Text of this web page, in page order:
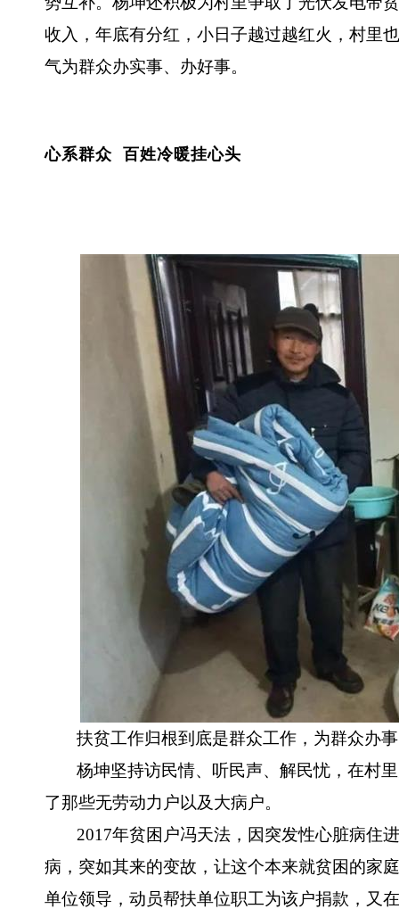
收入，年底有分红，小日子越过越红火，村里
气为群众办实事、办好事。
心系群众 百姓冷暖挂心头
扶贫工作归根到底是群众工作，为群众办
杨坤坚持访民情、听民声、解民忧，在村
了那些无劳动力户以及大病户。
2017年贫困户冯天法，因突发性心脏病住
病，突如其来的变故，让这个本来就贫困的家
单位领导，动员帮扶单位职工为该户捐款，又